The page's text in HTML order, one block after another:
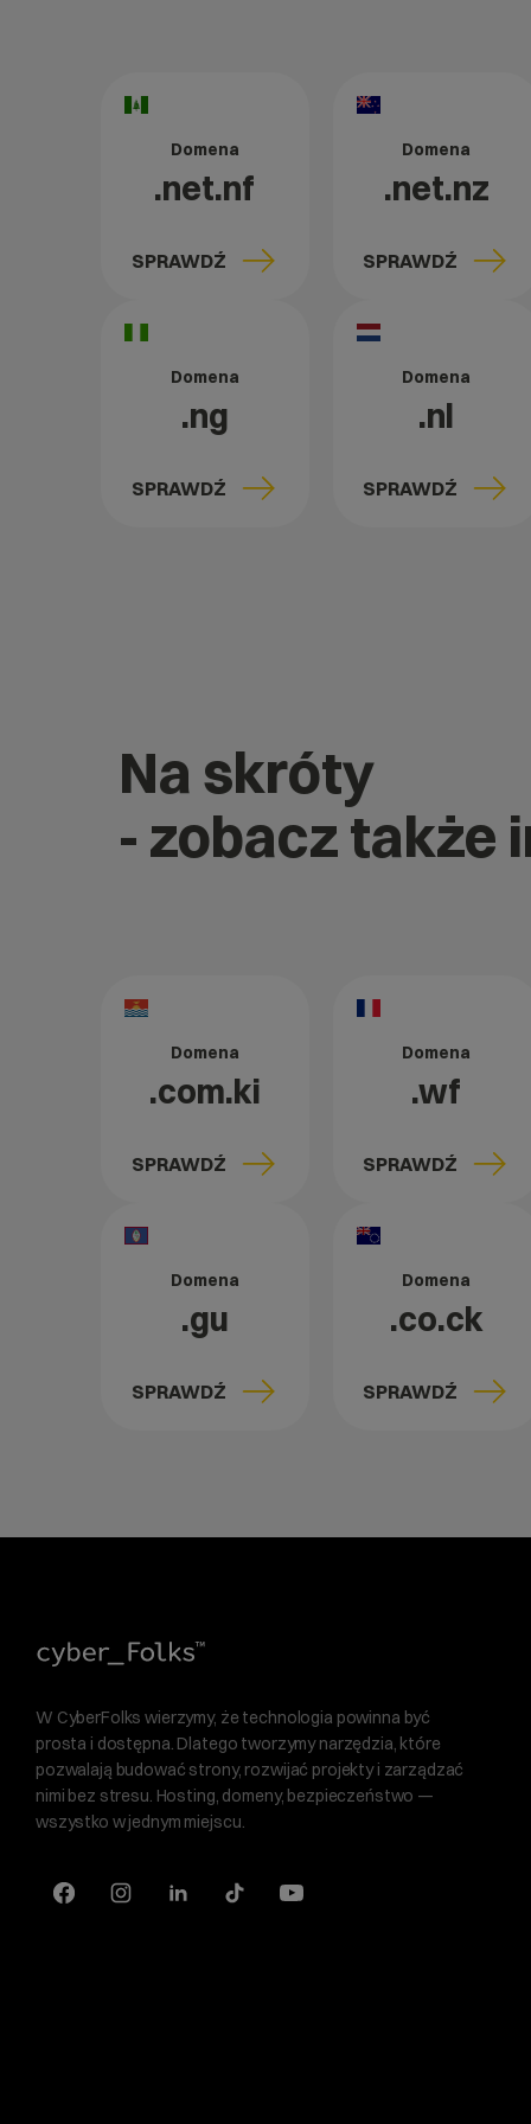
Domena
.net.nf
SPRAWDŹ
Domena
.net.nz
SPRAWDŹ
Domena
.ng
SPRAWDŹ
Domena
.nl
SPRAWDŹ
Na skróty
- zobacz także
Domena
.com.ki
SPRAWDŹ
Domena
.wf
SPRAWDŹ
Domena
.gu
SPRAWDŹ
Domena
.co.ck
SPRAWDŹ
W CyberFolks wierzymy, że technologia powinna być
prosta i dostępna. Dlatego tworzymy narzędzia, które
pozwalają budować strony, rozwijać projekty i zarządzać
nimi bez stresu. Hosting, domeny, bezpieczeństwo —
wszystko w jednym miejscu.